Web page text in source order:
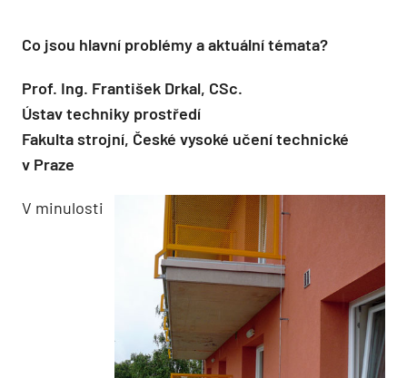
Co jsou hlavní problémy a aktuální témata?
Prof. Ing. František Drkal, CSc.
Ústav techniky prostředí
Fakulta strojní, České vysoké učení technické
v Praze
V minulosti